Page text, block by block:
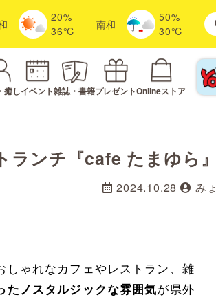
20%
36℃
南和
50%
30℃
癒しイベント雑誌・書籍プレゼントOnlineストア
ランチ『cafe たまゆら』
2024.10.28 みょ
しゃれなカフェやレストラン、雑
たノスタルジックな雰囲気が県外